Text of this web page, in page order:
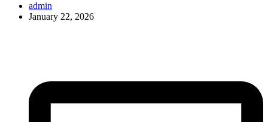
admin
January 22, 2026